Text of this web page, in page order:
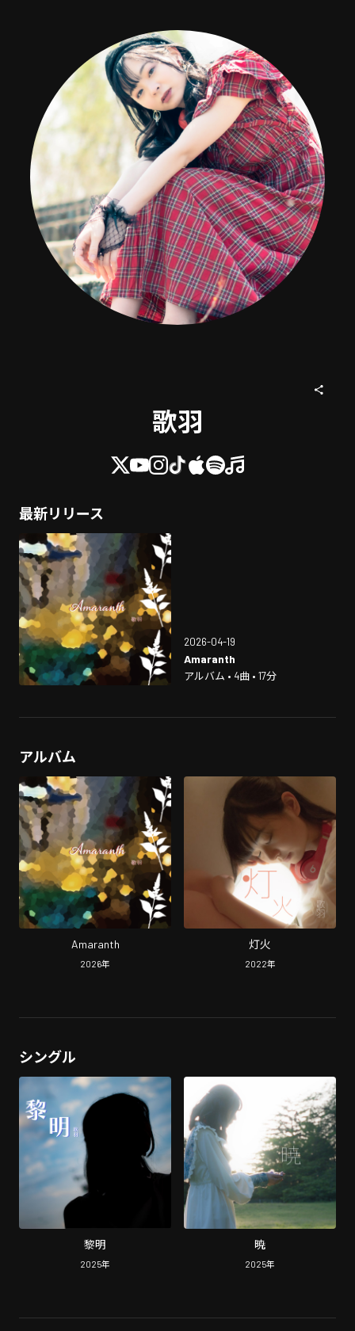
歌羽
最新リリース
2026-04-19
Amaranth
アルバム • 4曲 • 17分
アルバム
Amaranth
2026年
灯火
2022年
シングル
黎明
2025年
暁
2025年